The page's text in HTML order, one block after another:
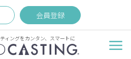
会員登録
ィングをカンタン、スマートに